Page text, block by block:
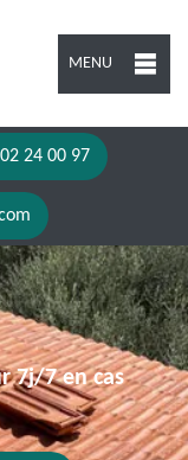
MENU
24 00 97
7j/7 en cas